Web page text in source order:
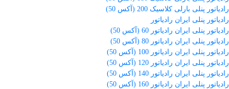
رادیاتور پنلی بارلی کلاسیک 200 (آکس 50)
رادیاتور پنلی ایران رادیاتور
رادیاتور پنلی ایران رادیاتور 60 (آکس 50)
رادیاتور پنلی ایران رادیاتور 80 (آکس 50)
رادیاتور پنلی ایران رادیاتور 100 (آکس 50)
رادیاتور پنلی ایران رادیاتور 120 (آکس 50)
رادیاتور پنلی ایران رادیاتور 140 (آکس 50)
رادیاتور پنلی ایران رادیاتور 160 (آکس 50)